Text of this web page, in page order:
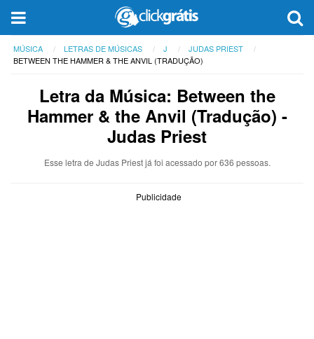
MÚSICA LETRAS DE MÚSICAS J
JUDAS PRIEST
BETWEEN THE HAMMER & THE ANVIL (TRADUÇÃO)
Letra da Música: Between the
Hammer & the Anvil (Tradução) -
Judas Priest
Esse letra de Judas Priest já foi acessado por 636 pessoas.
Publicidade